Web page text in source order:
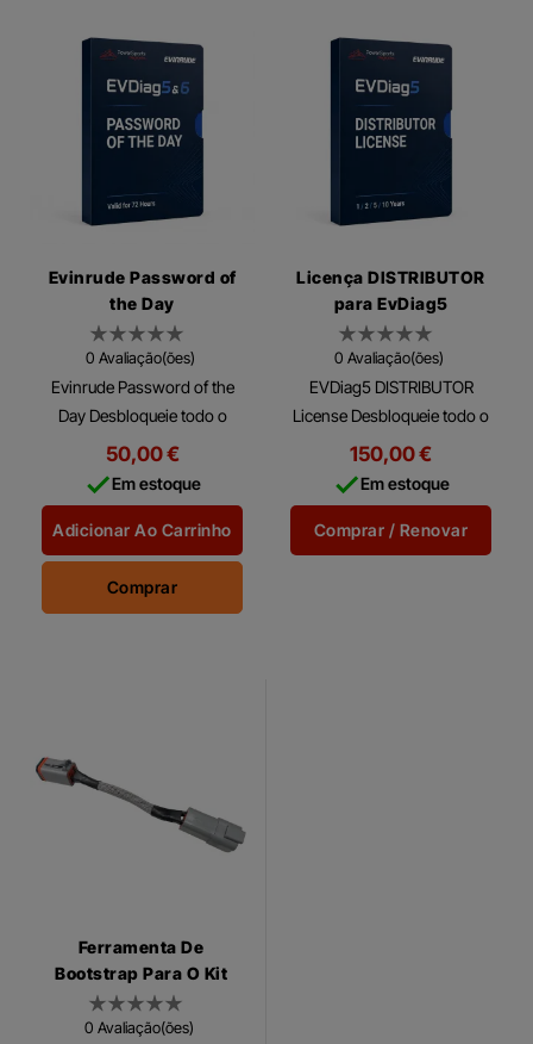
Evinrude Password of
the Day
0 Avaliação(ões)
Evinrude Password of the
Day Desbloqueie todo o
potencial do EVDiag5 e
EVDiag6 com Password of
the Day, que lhe dá maior
controlo sobre operações...
50,00 €
Em estoque
Adicionar Ao Carrinho
Comprar
Licença DISTRIBUTOR
para EvDiag5
0 Avaliação(ões)
EVDiag5 DISTRIBUTOR
License Desbloqueie todo o
potencial do EVDiag5 com a
DISTRIBUTOR License, que
lhe dá maior controlo sobre
operações de...
150,00 €
Em estoque
Comprar / Renovar
Ferramenta De
Bootstrap Para O Kit
De Diagnóstico
Envirude
0 Avaliação(ões)